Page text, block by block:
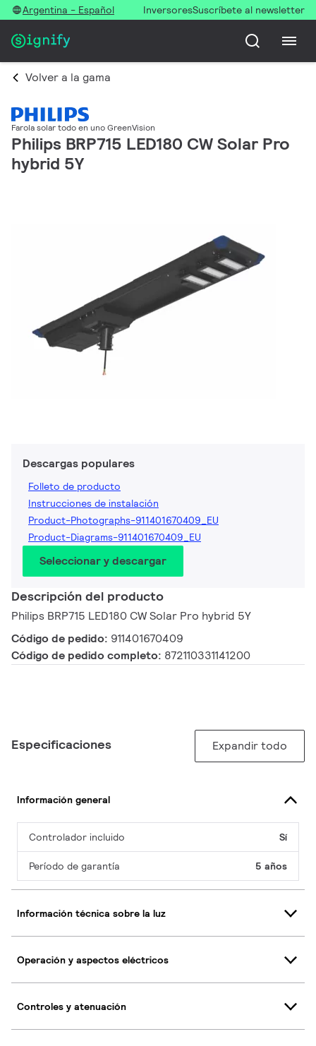
Argentina - Español InversoresSuscríbete al newsletter
Volver a la gama
Farola solar todo en uno GreenVision
Philips BRP715 LED180 CW Solar Pro
hybrid 5Y
Descargas populares
Folleto de producto
Instrucciones de instalación
Product-Photographs-911401670409_EU
Product-Diagrams-911401670409_EU
Seleccionar y descargar
Descripción del producto
Philips BRP715 LED180 CW Solar Pro hybrid 5Y
Código de pedido: 911401670409
Código de pedido completo: 872110331141200
Especificaciones Expandir todo
Información general
Controlador incluido Sí
Período de garantía 5 años
Información técnica sobre la luz
Operación y aspectos eléctricos
Controles y atenuación